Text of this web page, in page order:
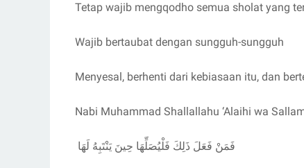
Tetap wajib mengqodho semua sholat yang
Wajib bertaubat dengan sungguh-sungguh
Menyesal, berhenti dari kebiasaan itu, dan
Nabi Muhammad Shallallahu ‘Alaihi wa